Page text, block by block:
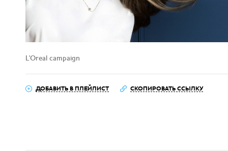
L'Oreal campaign
ДОБАВИТЬ В ПЛЕЙЛИСТ СКОПИРОВАТЬ ССЫЛКУ